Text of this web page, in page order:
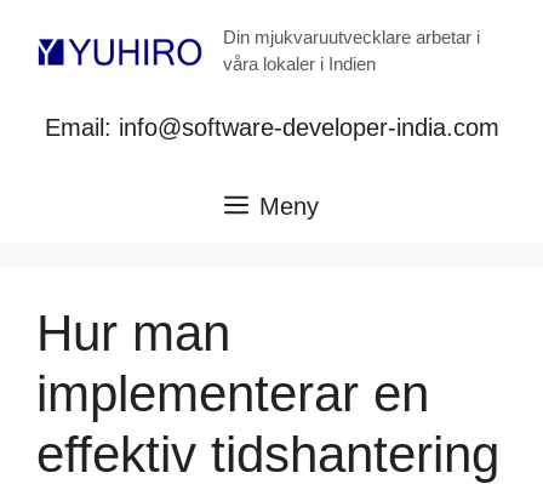
Din mjukvaruutvecklare arbetar i
våra lokaler i Indien
Email: info@software-developer-india.com
Meny
Hur man
implementerar en
effektiv tidshantering